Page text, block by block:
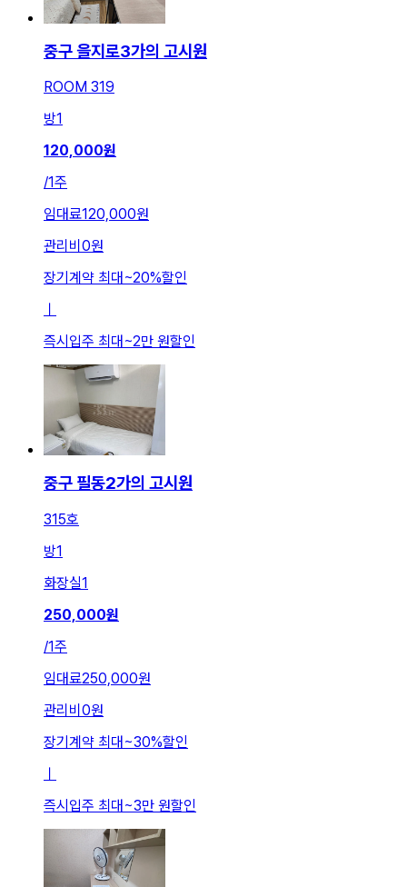
중구 을지로3가의 고시원
ROOM 319
방1
120,000원
/1주
임대료120,000원
관리비 0원
장기계약 최대 ~20%할인
즉시입주 최대 ~2만 원할인
중구 필동2가의 고시원
315호
방1
화장실1
250,000원
/1주
임대료250,000원
관리비 0원
장기계약 최대~30%할인
ㅣ
즉시입주 최대~3만 원할인